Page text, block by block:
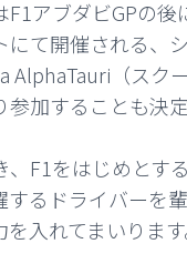
F1アブダビGPの後
にて開催される、
AlphaTauri（スク
加することも決定
、F1をはじめとす
するドライバーを
入れてまいります